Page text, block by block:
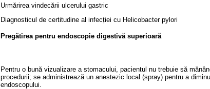
Urmărirea vindecării ulcerului gastric
Diagnosticul de certitudine al infecției cu Helicobacter pylori
Pregătirea pentru endoscopie digestivă superioară
Pentru o bună vizualizare a stomacului, pacientul nu trebuie să
procedurii; se administrează un anestezic local (spray) pentru a
endoscopului.